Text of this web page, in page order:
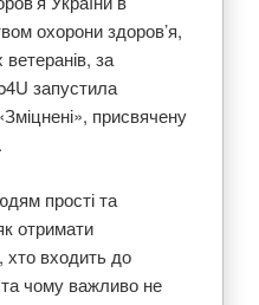
охорони здоров’я,
за
запустила
присвячену
прості та
отримати
хто входить до
та чому важливо не